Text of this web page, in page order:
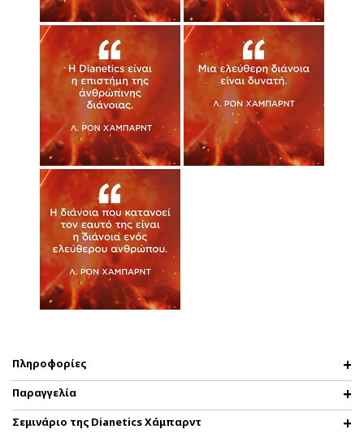
Πληροφορίες
Παραγγελία
Σεμινάριο της Dianetics Χάμπαρντ